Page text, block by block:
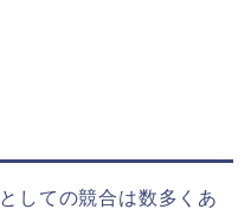
しての競合は数多くあ